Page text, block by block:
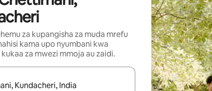
za kupangisha za muda mrefu
kama upo nyumbani kwa
kukaa za mwezi mmoja au zaidi.
yanapatikana, vinjari kwa kutumia vitufe vya vishale vya